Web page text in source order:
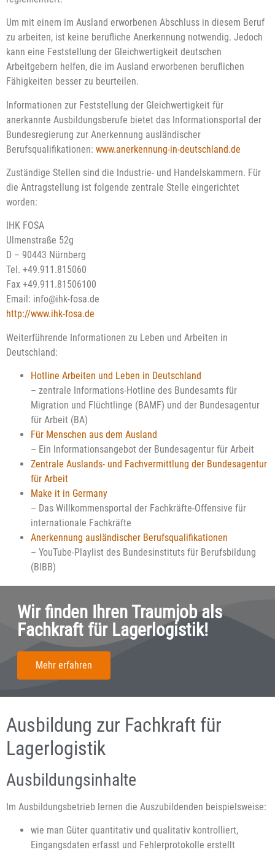
Um mit einem im Ausland erworbenen Abschluss in diesem Beruf
zu arbeiten, ist keine berufliche Anerkennung notwendig. Jedoch
kann eine Feststellung der Gleichwertigkeit deutschen
Arbeitgebern helfen, die im Ausland erworbenen beruflichen
Fähigkeiten besser zu beurteilen.
Informationen zur Feststellung der Gleichwertigkeit für
anerkannte Ausbildungsberufe bietet das Informationsportal der
Bundesregierung zur Anerkennung ausländischer
Berufsqualifikationen: www.anerkennung-in-deutschland.de
Zuständige Stellen sind die Industrie- und Handelskammern. Für
die Antragstellung ist folgende zentrale Stelle eingerichtet
worden:
IHK FOSA
Ulmenstraße 52g
D – 90443 Nürnberg
Tel. +49.911.815060
Fax +49.911.81506100
Email: info@ihk-fosa.de
http://www.ihk-fosa.de
Weiterführende Informationen zu Leben und Arbeiten in
Deutschland:
Hotline Arbeiten und Leben in Deutschland
– zentrale Informations-Hotline des Bundesamts für
Migration und Flüchtlinge (BAMF) und der Bundesagentur
für Arbeit (BA)
Für Menschen aus dem Ausland
– Ein Informationsangebot der Bundesagentur für Arbeit
Zentrale Auslands- und Fachvermittlung der Bundesagentur
für Arbeit
Make it in Germany
– Das Willkommensportal der Fachkräfte-Offensive für
internationale Fachkräfte
Anerkennung ausländischer Berufsqualifikationen
– YouTube-Playlist des Bundesinstituts für Berufsbildung
(BIBB)
Wir finden Ihren Traumjob als
Fachkraft für Lagerlogistik!
Mehr erfahren
Ausbildung zur Fachkraft für
Lagerlogistik
Ausbildungsinhalte
Im Ausbildungsbetrieb lernen die Auszubildenden beispielsweise:
wie man Güter quantitativ und qualitativ kontrolliert,
Eingangsdaten erfasst und Fehlerprotokolle erstellt